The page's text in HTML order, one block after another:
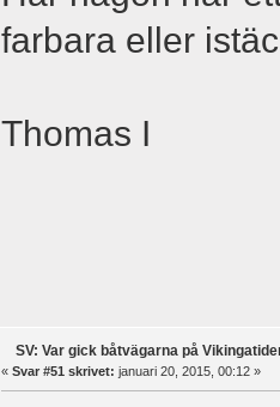
farbara eller
Thomas I
SV: Var gick båtvägarna på
« Svar #51 skrivet: januari 20, 2015, 00:12 »